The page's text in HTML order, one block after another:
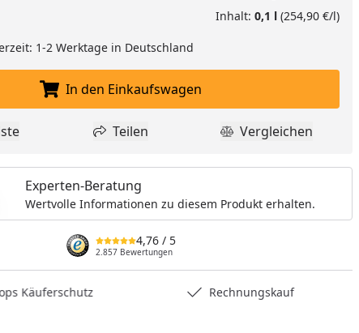
Inhalt: 0,1 l(254,90 €/l)
1-2 Werktage in Deutschland
In den Einkaufswagen legen
In den Einkaufswagen
zur Wunschliste hinzufügen
Teilen
Teilen Produkt
Vergleichen
Experten-Beratung
Wertvolle Informationen zu diesem Produkt erhalten.
4,76 / 5
2.857 Bewertungen
Käuferschutz Rechnungskauf